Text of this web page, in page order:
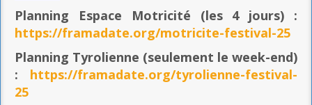
Planning Espace Motricité (les 4 jours) :
https://framadate.org/motricite-festival-25
Planning Tyrolienne (seulement le week-end)
: https://framadate.org/tyrolienne-festival-
25